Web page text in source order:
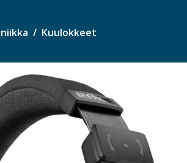
Kuulokkeet